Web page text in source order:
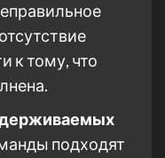
к тому, что
подходят